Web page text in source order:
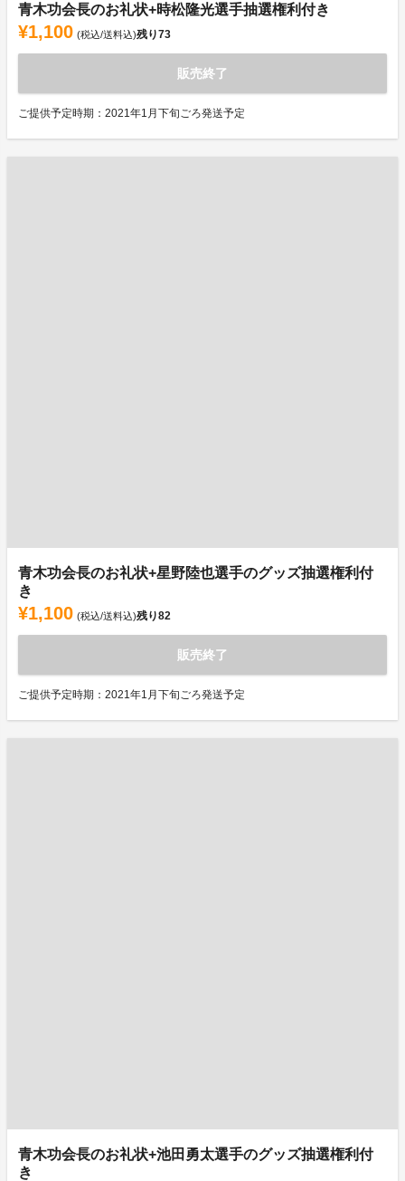
青木功会長のお礼状+時松隆光選手抽選権利付き
¥1,100 (税込/送料込)残り73
販売終了
ご提供予定時期：2021年1月下旬ごろ発送予定
青木功会長のお礼状+星野陸也選手のグッズ抽選権利付
き
¥1,100 (税込/送料込)残り82
販売終了
ご提供予定時期：2021年1月下旬ごろ発送予定
青木功会長のお礼状+池田勇太選手のグッズ抽選権利付
き